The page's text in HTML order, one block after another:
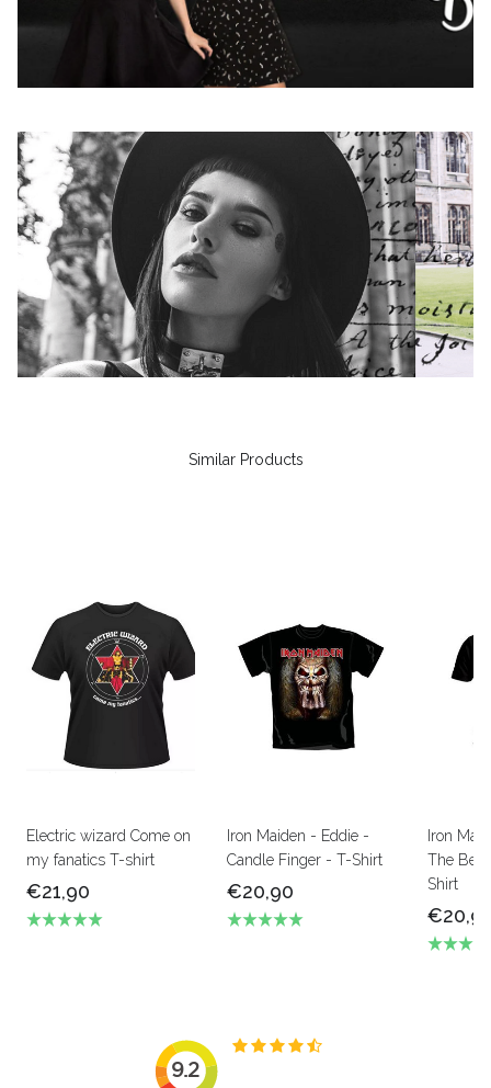
Similar Products
Electric wizard Come on
my fanatics T-shirt
€21,90
Iron Maiden - Eddie -
Candle Finger - T-Shirt
€20,90
Iron
The
Shirt